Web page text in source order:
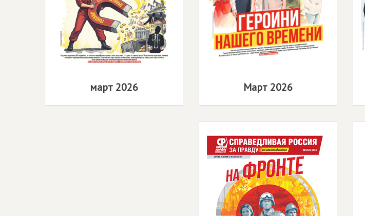
март 2026 Март 2026